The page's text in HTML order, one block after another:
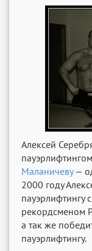
Алексей
Маланичеву—
2000 году
пауэрлифтингу
рекордсменом
а так же
пауэрлифтингу.